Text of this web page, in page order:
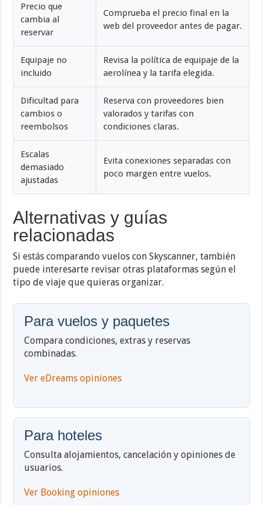
Precio que
cambia al
reservar
Comprueba el precio final en la
web del proveedor antes de pagar.
Equipaje no
incluido
Revisa la política de equipaje de la
aerolínea y la tarifa elegida.
Dificultad para
cambios o
reembolsos
Reserva con proveedores bien
valorados y tarifas con
condiciones claras.
Escalas
demasiado
ajustadas
Evita conexiones separadas con
poco margen entre vuelos.
Alternativas y guías
relacionadas
Si estás comparando vuelos con Skyscanner, también
puede interesarte revisar otras plataformas según el
tipo de viaje que quieras organizar.
Para vuelos y paquetes
Compara condiciones, extras y reservas
combinadas.
Ver eDreams opiniones
Para hoteles
Consulta alojamientos, cancelación y opiniones de
usuarios.
Ver Booking opiniones